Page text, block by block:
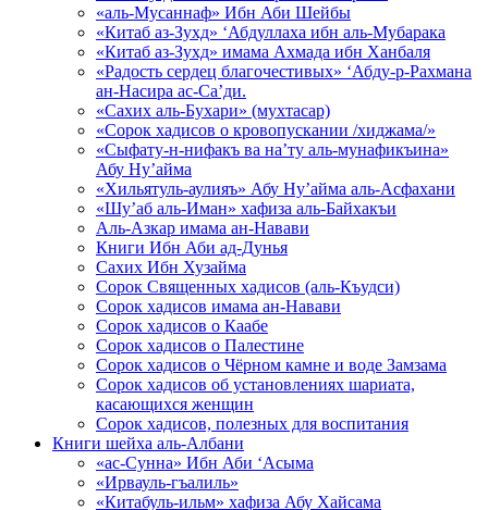
«аль-Мусаннаф» Ибн Аби Шейбы
«Китаб аз-Зухд» ‘Абдуллаха ибн аль-Мубарака
«Китаб аз-Зухд» имама Ахмада ибн Ханбаля
«Радость сердец благочестивых» ‘Абду-р-Рахмана
ан-Насира ас-Са’ди.
«Сахих аль-Бухари» (мухтасар)
«Сорок хадисов о кровопускании /хиджама/»
«Сыфату-н-нифакъ ва на’ту аль-мунафикъина»
Абу Ну’айма
«Хильятуль-аулияъ» Абу Ну’айма аль-Асфахани
«Шу’аб аль-Иман» хафиза аль-Байхакъи
Аль-Азкар имама ан-Навави
Книги Ибн Аби ад-Дунья
Сахих Ибн Хузайма
Сорок Священных хадисов (аль-Къудси)
Сорок хадисов имама ан-Навави
Сорок хадисов о Каабе
Сорок хадисов о Палестине
Сорок хадисов о Чёрном камне и воде Замзама
Сорок хадисов об установлениях шариата,
касающихся женщин
Сорок хадисов, полезных для воспитания
Книги шейха аль-Албани
«ас-Сунна» Ибн Аби ‘Асыма
«Ирвауль-гъалиль»
«Китабуль-ильм» хафиза Абу Хайсама